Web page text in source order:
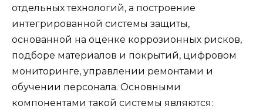
отдельных технологий, а построение
интегрированной системы защиты,
основанной на оценке коррозионных рисков,
подборе материалов и покрытий, цифровом
мониторинге, управлении ремонтами и
обучении персонала. Основными
компонентами такой системы являются: